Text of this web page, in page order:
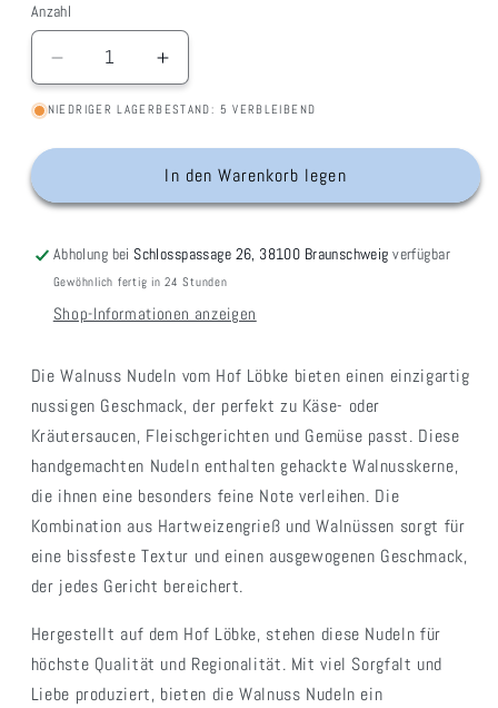
Anzahl
Verringere
die
Menge
Erhöhe
die
Menge
Walnuss
Nudeln
NIEDRIGER LAGERBESTAND: 5 VERBLEIBEND
In den Warenkorb legen
Abholung beiSchlosspassage 26, 38100 Braunschweig verfügbar
Gewöhnlich fertig in 24 Stunden
Shop-Informationen anzeigen
Die Walnuss Nudeln vom Hof Löbke bieten einen einzigartig
nussigen Geschmack, der perfekt zu Käse- oder
Kräutersaucen, Fleischgerichten und Gemüse passt. Diese
handgemachten Nudeln enthalten gehackte Walnusskerne,
die ihnen eine besonders feine Note verleihen. Die
Kombination aus Hartweizengrieß und Walnüssen sorgt für
eine bissfeste Textur und einen ausgewogenen Geschmack,
der jedes Gericht bereichert.
Hergestellt auf dem Hof Löbke, stehen diese Nudeln für
höchste Qualität und Regionalität. Mit viel Sorgfalt und
Liebe produziert, bieten die Walnuss Nudeln ein